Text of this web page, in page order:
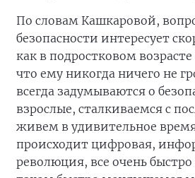
По словам Кашкаровой,
безопасности интересует
как в подростковом
что ему никогда ничего не
всегда задумываются о
взрослые, сталкиваемся с
живем в удивительное
происходит цифровая,
революция, все очень